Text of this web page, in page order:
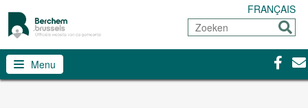
FRANÇAIS
Zoeken
Sturen
Menu